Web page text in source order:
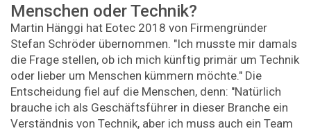
Menschen oder Technik?
Martin Hänggi hat Eotec 2018 von Firmengründer
Stefan Schröder übernommen. "Ich musste mir damals
die Frage stellen, ob ich mich künftig primär um Technik
oder lieber um Menschen kümmern möchte." Die
Entscheidung fiel auf die Menschen, denn: "Natürlich
brauche ich als Geschäftsführer in dieser Branche ein
Verständnis von Technik, aber ich muss auch ein Team